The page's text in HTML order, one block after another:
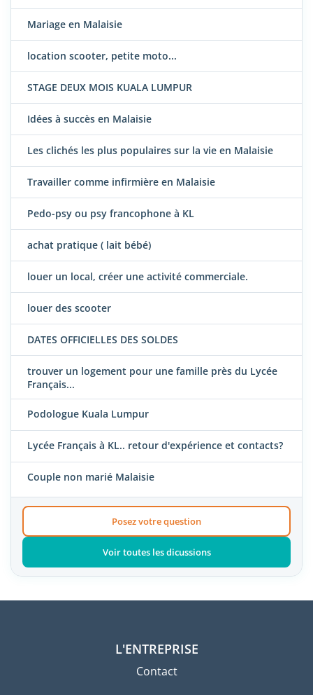
Mariage en Malaisie
location scooter, petite moto...
STAGE DEUX MOIS KUALA LUMPUR
Idées à succès en Malaisie
Les clichés les plus populaires sur la vie en Malaisie
Travailler comme infirmière en Malaisie
Pedo-psy ou psy francophone à KL
achat pratique ( lait bébé)
louer un local, créer une activité commerciale.
louer des scooter
DATES OFFICIELLES DES SOLDES
trouver un logement pour une famille près du Lycée
Français...
Podologue Kuala Lumpur
Lycée Français à KL.. retour d'expérience et contacts?
Couple non marié Malaisie
Posez votre question
Voir toutes les dicussions
L'ENTREPRISE
Contact